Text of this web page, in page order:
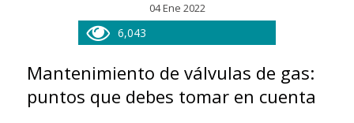
04 Ene 2022
6,043
Mantenimiento de válvulas de gas:
puntos que debes tomar en cuenta